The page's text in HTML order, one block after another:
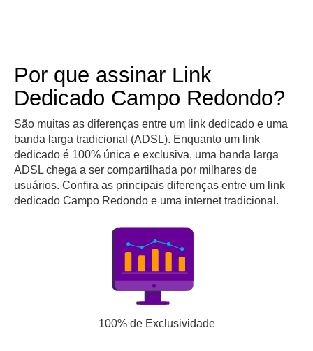
Por que assinar Link
Dedicado Campo Redondo?
São muitas as diferenças entre um link dedicado e uma
banda larga tradicional (ADSL). Enquanto um link
dedicado é 100% única e exclusiva, uma banda larga
ADSL chega a ser compartilhada por milhares de
usuários. Confira as principais diferenças entre um link
dedicado Campo Redondo e uma internet tradicional.
100% de Exclusividade